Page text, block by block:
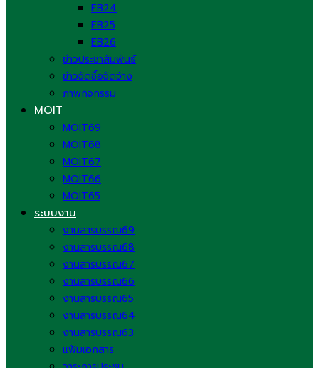
EB24
EB25
EB26
ข่าวประชาสัมพันธ์
ข่าวจัดซื้อจัดจ้าง
ภาพกิจกรรม
MOIT
MOIT69
MOIT68
MOIT67
MOIT66
MOIT65
ระบบงาน
งานสารบรรณ69
งานสารบรรณ68
งานสารบรรณ67
งานสารบรรณ66
งานสารบรรณ65
งานสารบรรณ64
งานสารบรรณ63
แฟ้มเอกสาร